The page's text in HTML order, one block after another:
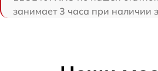
занимает 3 часа при наличии